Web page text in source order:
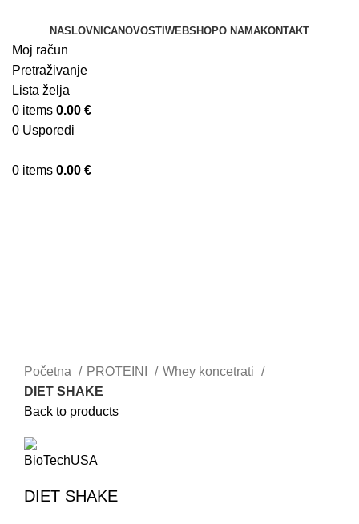
NASLOVNICANOVOSTI WEBSHOPO NAMAKONTAKT
Moj račun
Pretraživanje
Lista želja
0 items 0.00 €
0 Usporedi
0 items 0.00 €
Početna PROTEINI
Whey koncetrati
DIET SHAKE
Back to products
DIET SHAKE